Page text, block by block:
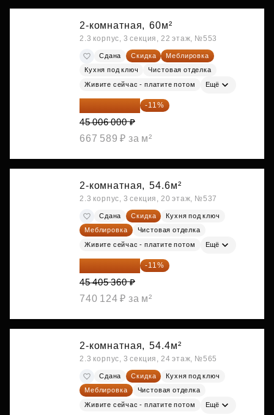
2-комнатная, 60м²
2.3 корпус, 3 секция, 22 этаж, №553
Сдана Скидка
Меблировка
Кухня под ключ
Чистовая отделка
Живите сейчас - платите потом Ещё
40 055 340 ₽ -11%
45 006 000 ₽
667 589 ₽ за м²
2-комнатная, 54.6м²
2.3 корпус, 3 секция, 20 этаж, №537
Сдана Скидка
Кухня под ключ
Меблировка
Чистовая отделка
Живите сейчас - платите потом Ещё
40 410 770 ₽ -11%
45 405 360 ₽
740 124 ₽ за м²
2-комнатная, 54.4м²
2.3 корпус, 3 секция, 24 этаж, №565
Сдана Скидка
Кухня под ключ
Меблировка
Чистовая отделка
Живите сейчас - платите потом Ещё